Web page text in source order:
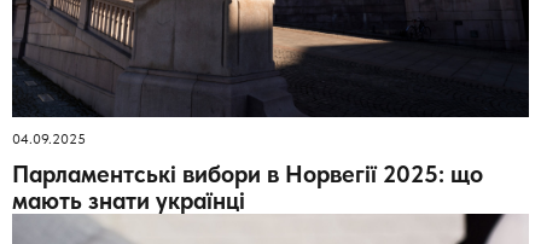
04.09.2025
Парламентські вибори в Норвегії 2025: що
мають знати українці